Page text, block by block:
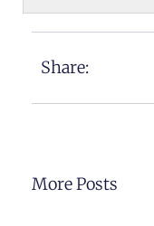
Share:
More Posts